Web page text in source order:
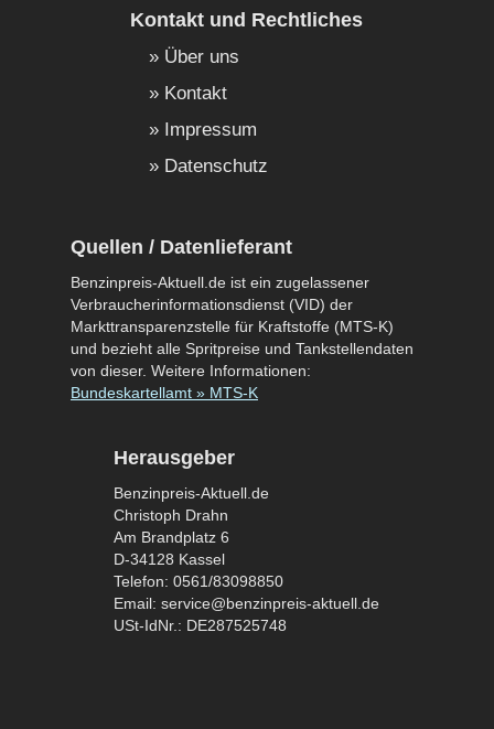
Kontakt und Rechtliches
Über uns
Kontakt
Impressum
Datenschutz
Quellen / Datenlieferant
Benzinpreis-Aktuell.de ist ein zugelassener
Verbraucherinformationsdienst (VID) der
Markttransparenzstelle für Kraftstoffe (MTS-K)
und bezieht alle Spritpreise und Tankstellendaten
von dieser. Weitere Informationen:
Bundeskartellamt » MTS-K
Herausgeber
Benzinpreis-Aktuell.de
Christoph Drahn
Am Brandplatz 6
D-34128 Kassel
Telefon: 0561/83098850
Email: service@benzinpreis-aktuell.de
USt-IdNr.: DE287525748